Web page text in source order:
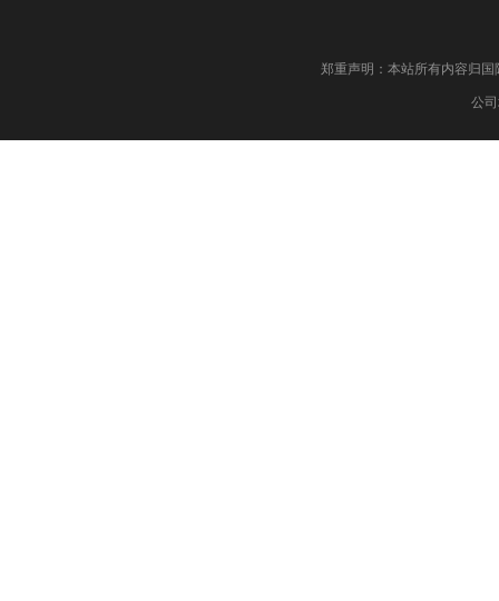
郑重声明：本站所有内容归
公